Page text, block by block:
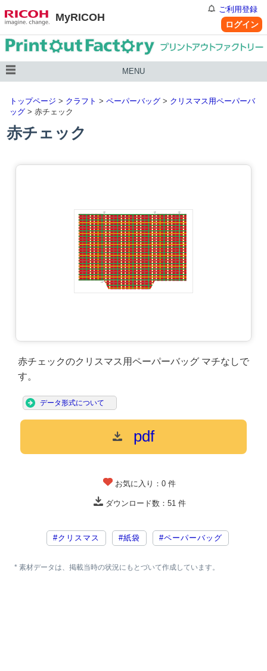
MyRICOH
ご利用登録
ログイン
MENU
トップページ > クラフト > ペーパーバッグ > クリスマス用ペーパーバ
ッグ > 赤チェック
赤チェック
赤チェックのクリスマス用ペーパーバッグ マチなしで
す。
データ形式について
pdf
お気に入り：0 件
ダウンロード数： 51 件
#クリスマス #紙袋 #ペーパーバッグ
* 素材データは、掲載当時の状況にもとづいて作成しています。